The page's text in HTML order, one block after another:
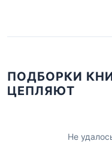
ПОДБОРКИ
ЦЕПЛЯЮТ
Не